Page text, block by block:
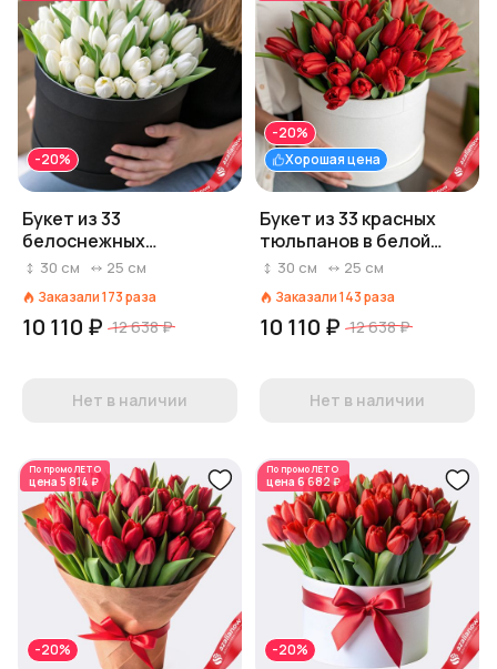
-20%
Букет из 33
белоснежных
тюльпанов в черной
30 см 25 см
Заказали173раза
10 110 ₽ 12 638 ₽
Нет в наличии
Хорошая цена
-20%
Букет из 33 красных
тюльпанов в белой
коробке, Россия
30 см 25 см
Заказали143раза
10 110 ₽ 12 638 ₽
Нет в наличии
По промоЛЕТО
цена 5 814 ₽
-20%
По промоЛЕТО
цена 6 682 ₽
-20%